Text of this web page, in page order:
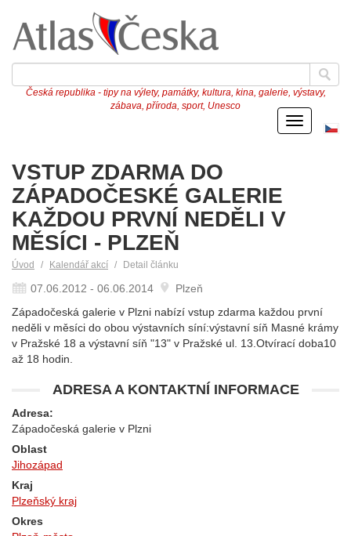
Česká republika - tipy na výlety, památky, kultura, kina, galerie, výstavy,
zábava, příroda, sport, Unesco
Menu
VSTUP ZDARMA DO
ZÁPADOČESKÉ GALERIE
KAŽDOU PRVNÍ NEDĚLI V
MĚSÍCI - PLZEŇ
Úvod Kalendář akcí Detail článku
07.06.2012 - 06.06.2014
Plzeň
Západočeská galerie v Plzni nabízí vstup zdarma každou první
neděli v měsíci do obou výstavních síní:výstavní síň Masné krámy
v Pražské 18 a výstavní síň "13" v Pražské ul. 13.Otvírací doba10
až 18 hodin.
ADRESA A KONTAKTNÍ INFORMACE
Adresa:
Západočeská galerie v Plzni
Oblast
Jihozápad
Kraj
Plzeňský kraj
Okres